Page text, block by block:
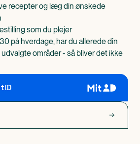
recepter og læg din ønskede
som du plejer
på hverdage, har du allerede din
områder - så bliver det ikke